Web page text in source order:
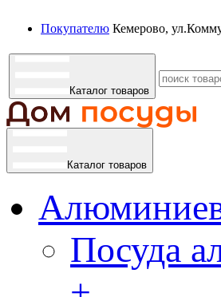
Покупателю Кемерово,
Каталог товаров
Каталог товаров
Посуда